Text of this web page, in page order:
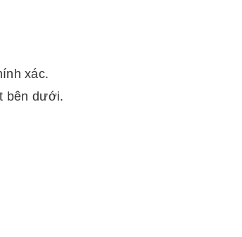
xác.
bên dưới.